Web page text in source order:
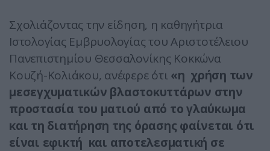
Σχολιάζοντας την είδηση, η καθηγήτρια
Ιστολογίας Εμβρυολογίας του Αριστοτέλειου
Πανεπιστημίου Θεσσαλονίκης Κοκκώνα
Κουζή-Κολιάκου, ανέφερε ότι «η χρήση των
μεσεγχυματικών βλαστοκυττάρων στην
προστασία του ματιού από το γλαύκωμα
και τη διατήρηση της όρασης φαίνεται ότι
είναι εφικτή και αποτελεσματική σε